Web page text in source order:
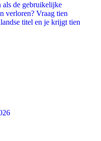
de gebruikelijke
verloren? Vraag tien
titel en je krijgt tien